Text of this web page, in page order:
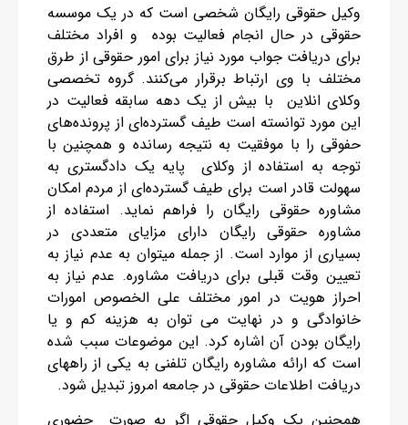
وکیل حقوقی رایگان شخصی است که در یک موسسه
حقوقی در حال انجام فعالیت بوده و افراد مختلف
برای دریافت جواب مورد نیاز برای امور حقوقی از طرق
مختلف با وی ارتباط برقرار می‌کنند. گروه تخصصی
وکلای انلاین با بیش از یک دهه سابقه فعالیت در
این مورد توانسته است طیف گسترده‌ای از پرونده‌های
حفوقی را با موفقیت به نتیجه رسانده و همچنین با
توجه به استفاده از وکلای پایه یک دادگستری به
سهولت قادر است برای طیف گسترده‌ای از مردم امکان
مشاوره حقوقی رایگان را فراهم نماید. استفاده از
مشاوره حقوقی رایگان دارای مزایای متعددی در
بسیاری از موارد است. از جمله میتوان به عدم نیاز به
تعیین وقت قبلی برای دریافت مشاوره. عدم نیاز به
احراز هویت در امور مختلف علی الخصوص امورات
خانوادگی و در نهایت می توان به هزینه کم و یا
رایگان بودن آن اشاره کرد. این موضوعات سبب شده
است که ارائه مشاوره رایگان تلفنی به یکی از راههای
دریافت اطلاعات حقوقی در جامعه امروز تبدیل شود.
همچنین یک وکیل حقوقی‌ اگر به صورت حضوری